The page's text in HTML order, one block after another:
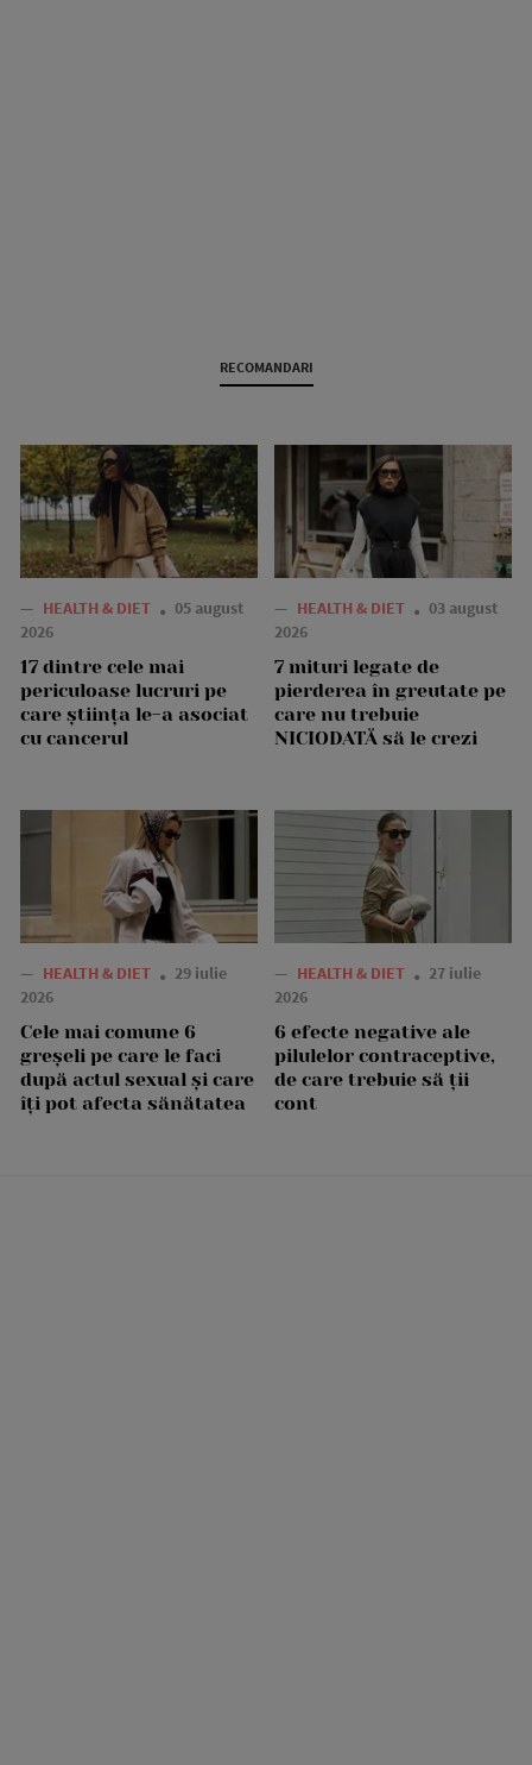
RECOMANDARI
— HEALTH & DIET
05 august
2026
17 dintre cele mai
periculoase lucruri pe
care știința le-a asociat
cu cancerul
— HEALTH & DIET
03 august
2026
7 mituri legate de
pierderea în greutate pe
care nu trebuie
NICIODATĂ să le crezi
— HEALTH & DIET
29 iulie
2026
Cele mai comune 6
greșeli pe care le faci
după actul sexual și care
îți pot afecta sănătatea
— HEALTH & DIET
27 iulie
2026
6 efecte negative ale
pilulelor contraceptive,
de care trebuie să ții
cont